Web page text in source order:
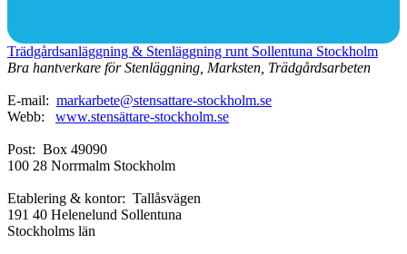
Trädgårdsanläggning & Stenläggning runt Sollentuna Stockholm
Bra hantverkare för Stenläggning, Marksten, Trädgårdsarbeten
E-mail: markarbete@stensattare-stockholm.se
Webb: www.stensättare-stockholm.se
Post: Box 49090
100 28 Norrmalm Stockholm
Etablering & kontor: Tallåsvägen
191 40 Helenelund Sollentuna
Stockholms län